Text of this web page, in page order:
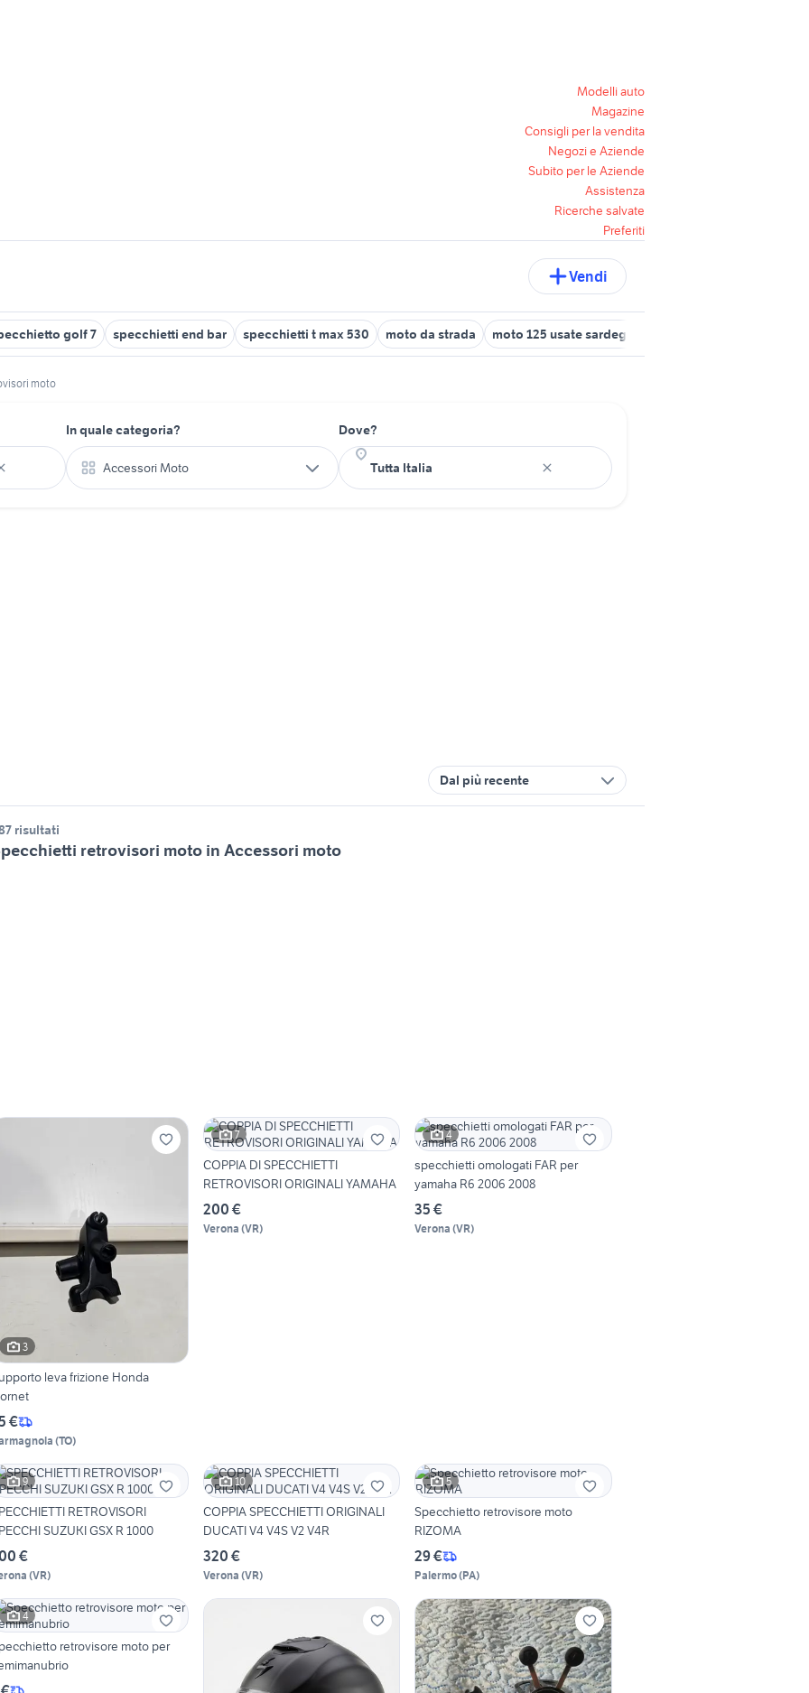
Modelli auto
Magazine
Consigli per la vendita
Negozi e Aziende
Subito per le Aziende
Assistenza
Ricerche salvate
Preferiti
Vendi
golf 7 specchietti end bar specchietti t max 530 moto da strada moto 125 usate sardegna
moto
In quale categoria?
Accessori Moto
Dove?
Dal più recente
risultati
retrovisori moto in Accessori moto
3
leva frizione Honda
€
(TO)
7
COPPIA DI SPECCHIETTI
RETROVISORI ORIGINALI YAMAHA
200 €
Verona (VR)
4
specchietti omologati FAR per
yamaha R6 2006 2008
35 €
Verona (VR)
9
RETROVISORI
SUZUKI GSX R 1000
€
(VR)
10
COPPIA SPECCHIETTI ORIGINALI
DUCATI V4 V4S V2 V4R
320 €
Verona (VR)
5
Specchietto retrovisore moto
RIZOMA
29 €
Palermo(PA)
4
retrovisore moto per